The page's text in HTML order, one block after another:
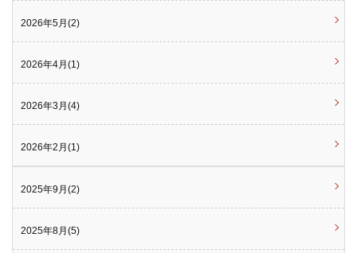
2026年5月(2)
2026年4月(1)
2026年3月(4)
2026年2月(1)
2025年9月(2)
2025年8月(5)